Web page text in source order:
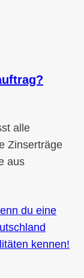
alle
Zinserträge
aus